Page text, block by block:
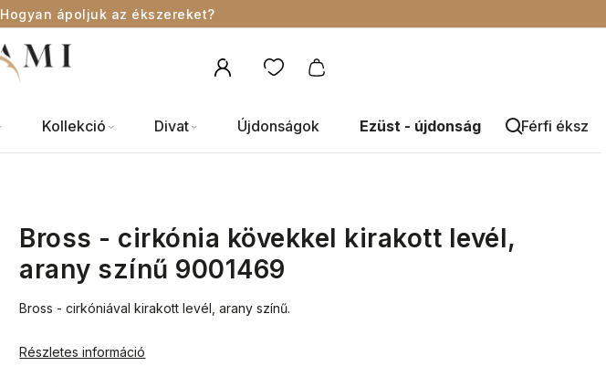
Hogyan ápoljuk az ékszereket?
Kollekció Divat Újdonságok Ezüst - újdonság Férfi
Bross - cirkónia kövekkel kirakott levél,
arany színű 9001469
Bross - cirkóniával kirakott levél, arany színű.
Részletes információ